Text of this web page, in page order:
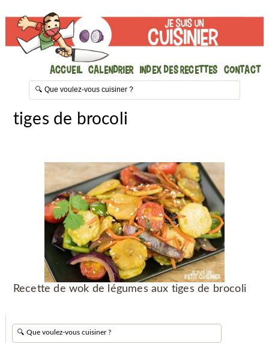
Accueil Calendrier Index des recettes Contact
tiges de brocoli
Recette de wok de légumes aux tiges de brocoli